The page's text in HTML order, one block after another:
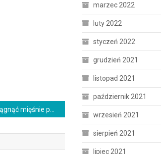
marzec 2022
luty 2022
styczeń 2022
grudzień 2021
listopad 2021
październik 2021
wrzesień 2021
sierpień 2021
lipiec 2021